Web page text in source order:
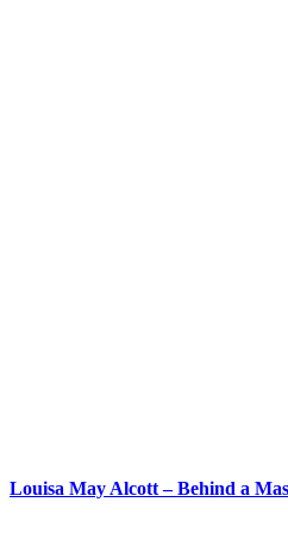
Louisa May Alcott – Behind a